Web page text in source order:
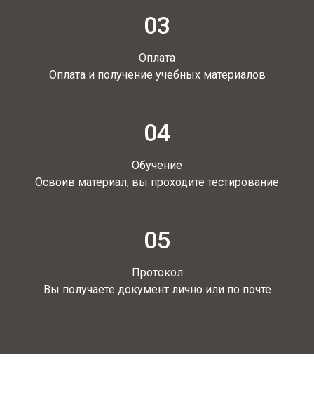
03
Оплата
Оплата и получение учебных материалов
04
Обучение
Освоив материал, вы проходите тестирование
05
Протокол
Вы получаете документ лично или по почте